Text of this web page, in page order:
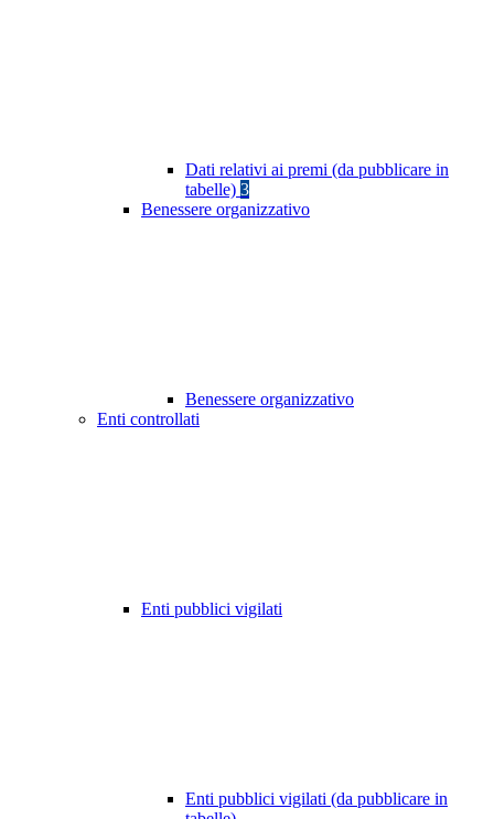
Dati relativi ai premi (da pubblicare in
tabelle) 3
Benessere organizzativo
Benessere organizzativo
Enti controllati
Enti pubblici vigilati
Enti pubblici vigilati (da pubblicare in